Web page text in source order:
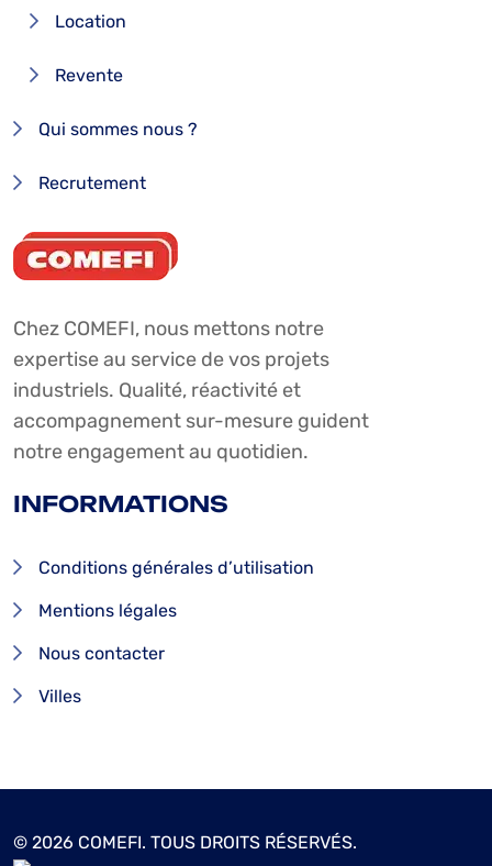
Location
Revente
Qui sommes nous ?
Recrutement
Chez COMEFI, nous mettons notre
expertise au service de vos projets
industriels. Qualité, réactivité et
accompagnement sur-mesure guident
notre engagement au quotidien.
INFORMATIONS
Conditions générales d’utilisation
Mentions légales
Nous contacter
Villes
© 2026 COMEFI. TOUS DROITS RÉSERVÉS.